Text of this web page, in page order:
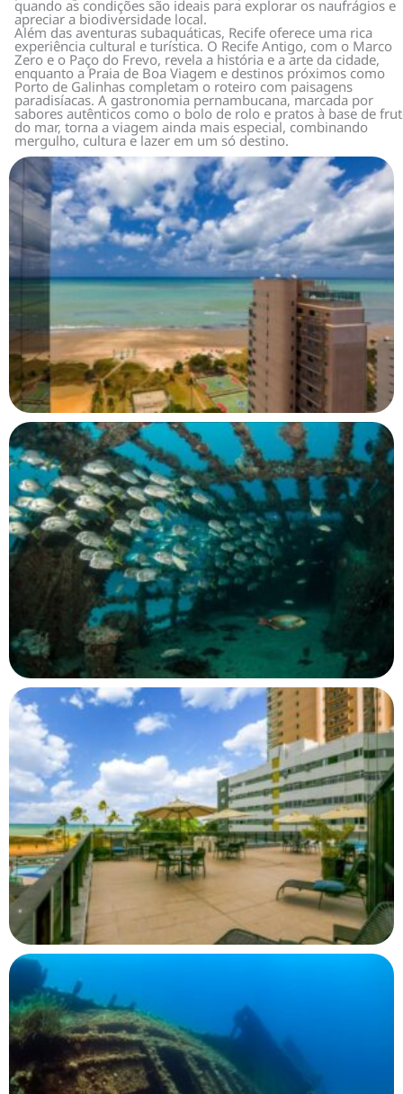
quando as condições são ideais para explorar os naufrágios e
apreciar a biodiversidade local.
Além das aventuras subaquáticas, Recife oferece uma rica
experiência cultural e turística. O Recife Antigo, com o Marco
Zero e o Paço do Frevo, revela a história e a arte da cidade,
enquanto a Praia de Boa Viagem e destinos próximos como
Porto de Galinhas completam o roteiro com paisagens
paradisíacas. A gastronomia pernambucana, marcada por
sabores autênticos como o bolo de rolo e pratos à base de
do mar, torna a viagem ainda mais especial, combinando
mergulho, cultura e lazer em um só destino.